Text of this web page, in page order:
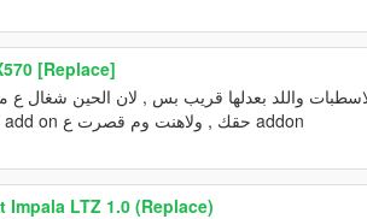
[Replace]
للجيب وبخلصه , وبطرح معه ال add on حقك , ولاهنت وم قصرت ع addon
Impala LTZ 1.0 (Replace)